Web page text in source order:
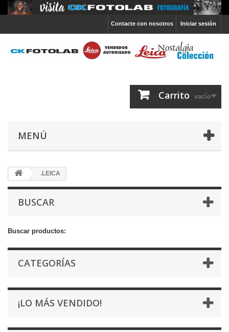
Iniciar sesión
Contacte con nosotros
Carrito vacío
MENÚ
.LEICA
BUSCAR
Buscar productos:
CATEGORÍAS
¡LO MÁS VENDIDO!